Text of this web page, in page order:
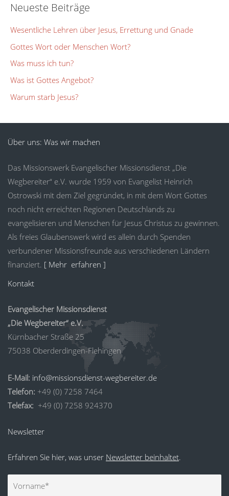
Neueste Beiträge
Wesentliche Lehren über Jesus, Errettung und Gnade
Gottes Wort oder Menschen Wort?
Was muss ich tun?
Was ist Gottes Angebot?
Warum starb Jesus?
Über uns: Was wir machen
Das Missionswerk Evangelischer Missionsdienst „Die
Wegbereiter“ e.V. wurde 1959 von Evangelist Heinrich
Ostrowski mit dem Ziel gegründet, in mit dem Wort Gottes
noch nicht erreichten Regionen Deutschlands zu
evangelisieren und Menschen für Jesus Christus zu gewinnen.
Als freies Glaubenswerk wird es allein durch Spenden
verbundener Missionsfreunde aus verschiedenen Ländern
finanziert. [ Mehr erfahren ]
Kontakt
Evangelischer Missionsdienst
„Die Wegbereiter“ e.V.
Kürnbacher Straße 25
75038 Oberderdingen-Flehingen
E-Mail: info@missionsdienst-wegbereiter.de
Telefon: +49 (0) 7258 7464
Telefax: +49 (0) 7258 924370
Newsletter
Erfahren Sie hier, was unser Newsletter beinhaltet.
Vorname